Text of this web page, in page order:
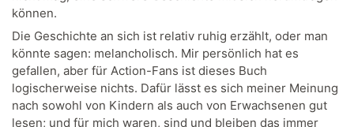
können.
Die Geschichte an sich ist relativ ruhig erzählt, oder man
könnte sagen: melancholisch. Mir persönlich hat es
gefallen, aber für Action-Fans ist dieses Buch
logischerweise nichts. Dafür lässt es sich meiner Meinung
nach sowohl von Kindern als auch von Erwachsenen gut
lesen; und für mich waren, sind und bleiben das immer